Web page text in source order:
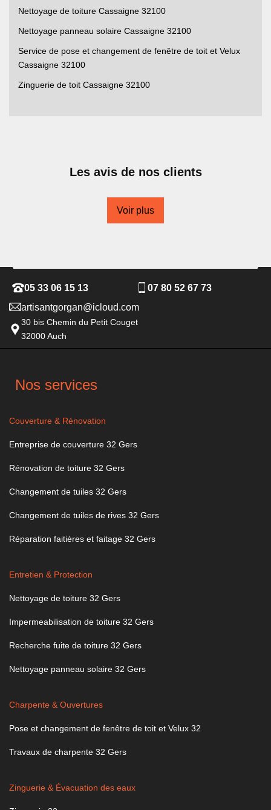
Nettoyage de toiture Cassaigne 32100
Nettoyage panneau solaire Cassaigne 32100
Service de pose et changement de fenêtre de toit et Velux
Cassaigne 32100
Zinguerie de toit Cassaigne 32100
Les avis de nos clients
Voir plus
05 33 06 15 13
07 80 52 67 73
artisantgorgan@icloud.com
30 bis Chemin du Petit Couget
32000 Auch
Nos services
Couverture & Rénovation
Entreprise de couverture 32 Gers
Rénovation de toiture 32 Gers
Changement de tuiles 32 Gers
Changement de tuiles de rives 32 Gers
Réparation faitières et faitage 32 Gers
Entretien & Protection
Nettoyage de toiture 32 Gers
Impermeabilisation de toiture 32 Gers
Recherche fuite de toiture 32 Gers
Nettoyage panneau solaire 32 Gers
Charpente & Ouvertures
Pose et changement de fenêtre de toit et Velux 32
Travaux de charpente 32 Gers
Zinguerie & Évacuation des eaux